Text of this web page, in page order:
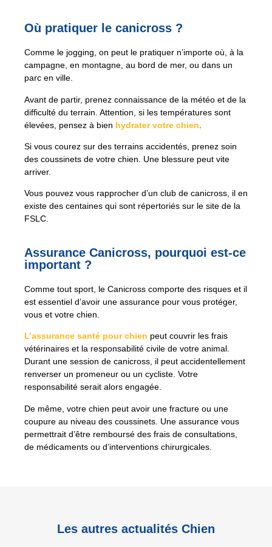
Où pratiquer le canicross ?
Comme le jogging, on peut le pratiquer n’importe où, à la
campagne, en montagne, au bord de mer, ou dans un
parc en ville.
Avant de partir, prenez connaissance de la météo et de la
difficulté du terrain. Attention, si les températures sont
élevées, pensez à bien hydrater votre chien
Si vous courez sur des terrains accidentés, prenez soin
des coussinets de votre chien. Une blessure peut vite
arriver.
Vous pouvez vous rapprocher d’un club de canicross, il en
existe des centaines qui sont répertoriés sur le site de la
FSLC.
Assurance Canicross, pourquoi est-ce
important ?
Comme tout sport, le Canicross comporte des risques et il
est essentiel d’avoir une assurance pour vous protéger,
vous et votre chien.
L’assurance santé pour chien peut couvrir les frais
vétérinaires et la responsabilité civile de votre animal.
Durant une session de canicross, il peut accidentellement
renverser un promeneur ou un cycliste. Votre
responsabilité serait alors engagée.
De même, votre chien peut avoir une fracture ou une
coupure au niveau des coussinets. Une assurance vous
permettrait d’être remboursé des frais de consultations,
de médicaments ou d’interventions chirurgicales.
Les autres actualités Chien